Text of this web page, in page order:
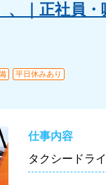
｜正社員
平日休みあり
仕事内容
タクシードラ